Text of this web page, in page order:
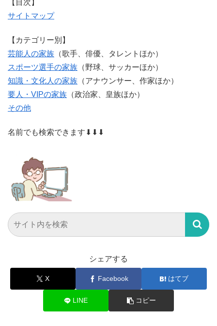
【目次】
サイトマップ
【カテゴリー別】
芸能人の家族 （歌手、俳優、タレントほか）
スポーツ選手の家族 （野球、サッカーほか）
知識・文化人の家族 （アナウンサー、作家ほか）
要人・VIPの家族 （政治家、皇族ほか）
その他
名前でも検索できます⬇⬇⬇
シェアする
X Facebook はてブ
LINE コピー